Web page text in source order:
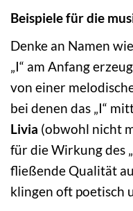
Beispiele für die
Denke an Namen wie
„I“ am Anfang
von einer
bei denen das „I“
Livia (obwohl nicht
für die Wirkung des
fließende Qualität
klingen oft poetisch